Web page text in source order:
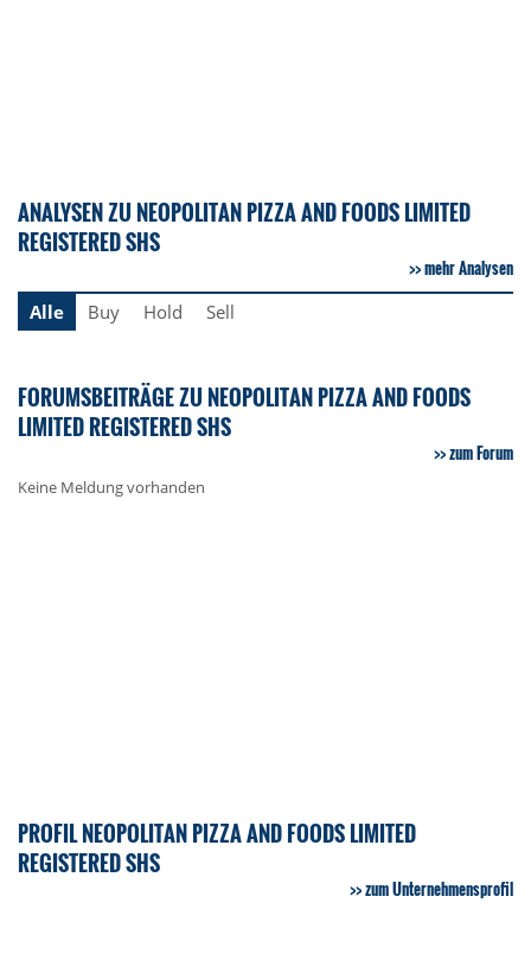
ANALYSEN ZU NEOPOLITAN PIZZA AND FOODS LIMITED
REGISTERED SHS
mehr Analysen
Alle
Buy Hold Sell
FORUMSBEITRÄGE ZU NEOPOLITAN PIZZA AND FOODS
LIMITED REGISTERED SHS
zum Forum
Keine Meldung vorhanden
PROFIL NEOPOLITAN PIZZA AND FOODS LIMITED
REGISTERED SHS
zum Unternehmensprofil